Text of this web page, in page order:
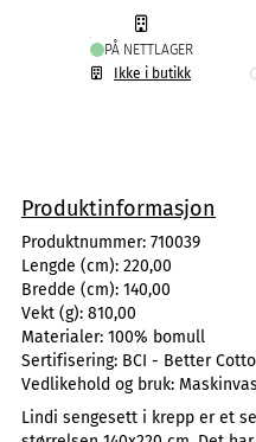
PÅ NETTLAGER
Ikke i butikk
Produktinformasjon
Produktnummer: 710039
Lengde (cm): 220,00
Bredde (cm): 140,00
Vekt (g): 810,00
Materialer: 100% bomull
Sertifisering: BCI - Better
Vedlikehold og bruk:
Lindi sengesett i krepp er et